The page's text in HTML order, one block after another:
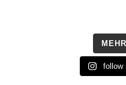
follow